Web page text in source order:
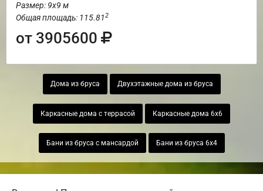
Размер: 9х9 м
Общая площадь: 115.812
от 3905600
Дома из бруса Двухэтажные дома из бруса
Каркасные дома с террасой Каркасные дома 6х6
Бани из бруса с мансардой Бани из бруса 6х4